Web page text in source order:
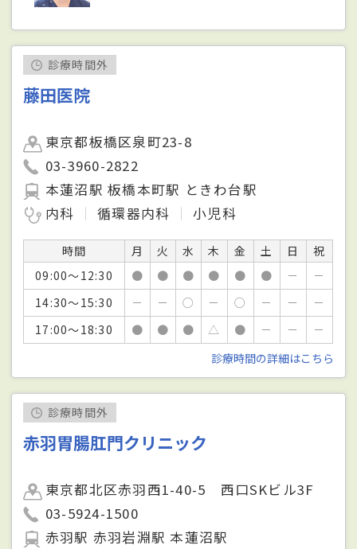
診療時間外
藤田医院
東京都板橋区泉町23-8
03-3960-2822
本蓮沼駅 板橋本町駅 ときわ台駅
内科
循環器内科 小児科
時間 月 火 水 木 金 土 日
祝
09:00～12:30
● ● ● ● ● ● －
－
14:30～15:30
－ － ○ － ○ － －
－
17:00～18:30
● ● ● △ ● － －
－
診療時間の詳細はこちら
診療時間外
赤羽胃腸肛門クリニック
東京都北区赤羽西1-40-5 西口SKビル3F
03-5924-1500
赤羽駅 赤羽岩淵駅 本蓮沼駅